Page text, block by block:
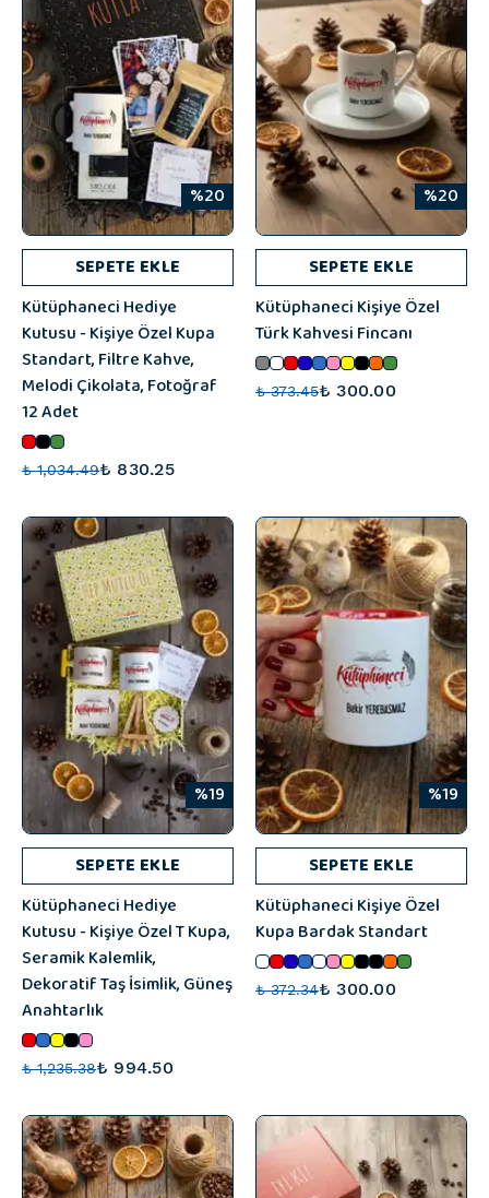
%20
SEPETE EKLE
Kütüphaneci Hediye
Kutusu - Kişiye Özel Kupa
Standart, Filtre Kahve,
Melodi Çikolata, Fotoğraf
12 Adet
₺ 1,034.49₺ 830.25
%20
SEPETE EKLE
Kütüphaneci Kişiye Özel
Türk Kahvesi Fincanı
₺ 373.45₺ 300.00
%19
SEPETE EKLE
Kütüphaneci Hediye
Kutusu - Kişiye Özel T Kupa,
Seramik Kalemlik,
Dekoratif Taş İsimlik, Güneş
Anahtarlık
₺ 1,235.38₺ 994.50
%19
SEPETE EKLE
Kütüphaneci Kişiye Özel
Kupa Bardak Standart
₺ 372.34₺ 300.00